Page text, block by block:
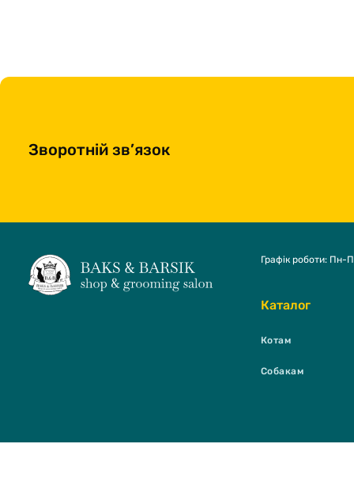
Зворотній зв’язок
Каталог
Котам
Собакам
Графік роботи: